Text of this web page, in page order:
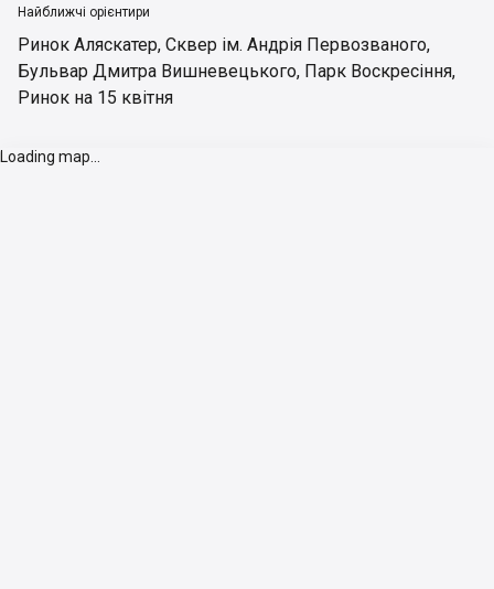
Найближчі орієнтири
Ринок Аляскатер, Сквер ім. Андрія Первозваного,
Бульвар Дмитра Вишневецького, Парк Воскресіння,
Ринок на 15 квітня
Loading map...